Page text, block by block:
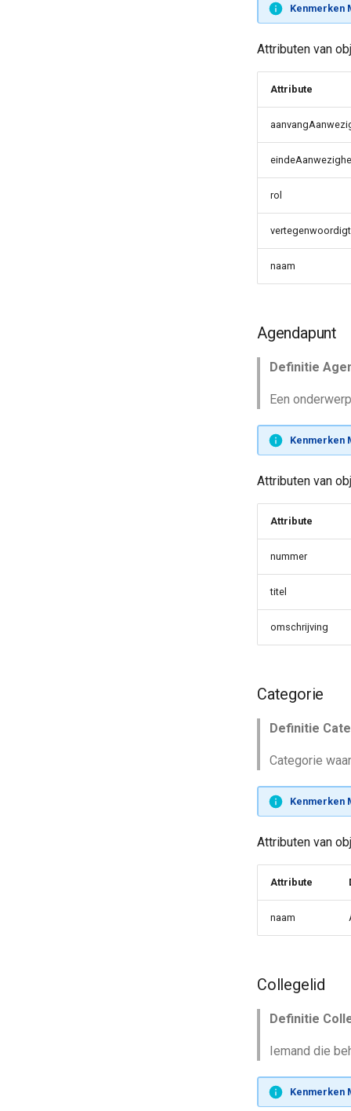
Kenmerken
Attributen van
Attribute
rol
naam
Agendapunt
Definitie
Een
Kenmerken
Attributen van
Attribute
nummer
titel
omschrijving
Categorie
Definitie
Categorie
Kenmerken
Attributen van
Attribute
naam
Collegelid
Definitie
Iemand die
Kenmerken